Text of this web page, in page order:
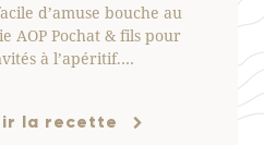
d’amuse bouche au
AOP Pochat & fils pour
à l’apéritif.…
la recette